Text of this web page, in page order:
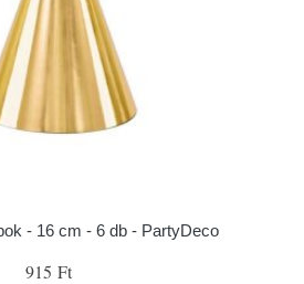
- 16 cm - 6 db - PartyDeco
915 Ft